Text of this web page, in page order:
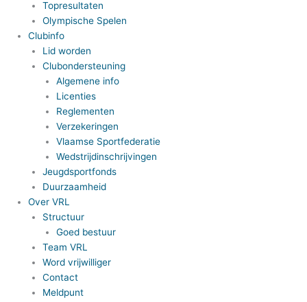
Topresultaten
Olympische Spelen
Clubinfo
Lid worden
Clubondersteuning
Algemene info
Licenties
Reglementen
Verzekeringen
Vlaamse Sportfederatie
Wedstrijdinschrijvingen
Jeugdsportfonds
Duurzaamheid
Over VRL
Structuur
Goed bestuur
Team VRL
Word vrijwilliger
Contact
Meldpunt